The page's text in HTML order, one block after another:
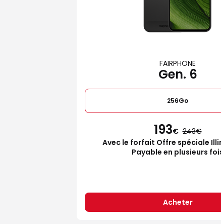
FAIRPHONE
Gen. 6
256Go
193€ 243
Avec le forfait Offre spéciale
Payable en plusieurs
Acheter